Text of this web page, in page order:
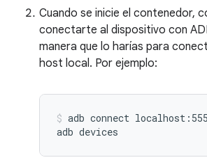
Cuando se inicie el contenedor,
conectarte al dispositivo con
manera que lo harías para
host local. Por ejemplo:
adb connect